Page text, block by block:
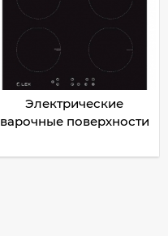
Электрические
варочные поверхности